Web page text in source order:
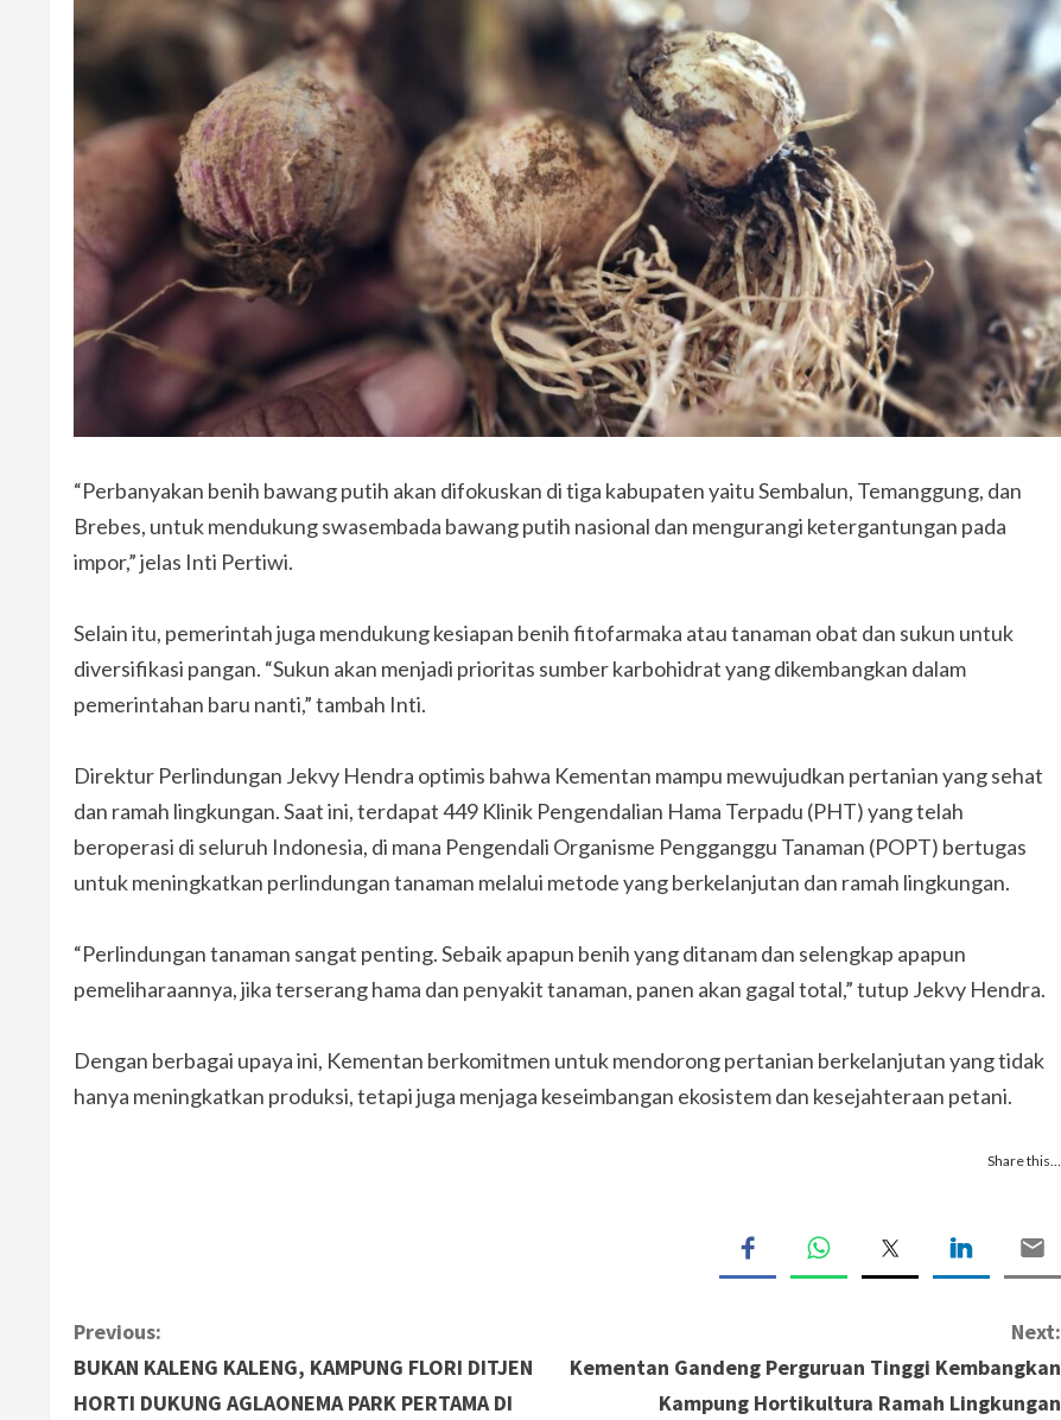
“Perbanyakan benih bawang putih akan difokuskan di tiga kabupaten yaitu Sembalun, Temanggung, dan
Brebes, untuk mendukung swasembada bawang putih nasional dan mengurangi ketergantungan pada
impor,” jelas Inti Pertiwi.
Selain itu, pemerintah juga mendukung kesiapan benih fitofarmaka atau tanaman obat dan sukun untuk
diversifikasi pangan. “Sukun akan menjadi prioritas sumber karbohidrat yang dikembangkan dalam
pemerintahan baru nanti,” tambah Inti.
Direktur Perlindungan Jekvy Hendra optimis bahwa Kementan mampu mewujudkan pertanian yang sehat
dan ramah lingkungan. Saat ini, terdapat 449 Klinik Pengendalian Hama Terpadu (PHT) yang telah
beroperasi di seluruh Indonesia, di mana Pengendali Organisme Pengganggu Tanaman (POPT) bertugas
untuk meningkatkan perlindungan tanaman melalui metode yang berkelanjutan dan ramah lingkungan.
“Perlindungan tanaman sangat penting. Sebaik apapun benih yang ditanam dan selengkap apapun
pemeliharaannya, jika terserang hama dan penyakit tanaman, panen akan gagal total,” tutup Jekvy Hendra.
Dengan berbagai upaya ini, Kementan berkomitmen untuk mendorong pertanian berkelanjutan yang tidak
hanya meningkatkan produksi, tetapi juga menjaga keseimbangan ekosistem dan kesejahteraan petani.
Share this…
C
o
Previous:
BUKAN KALENG KALENG, KAMPUNG FLORI DITJEN
HORTI DUKUNG AGLAONEMA PARK PERTAMA DI
Next:
Kementan Gandeng Perguruan Tinggi Kembangkan
Kampung Hortikultura Ramah Lingkungan